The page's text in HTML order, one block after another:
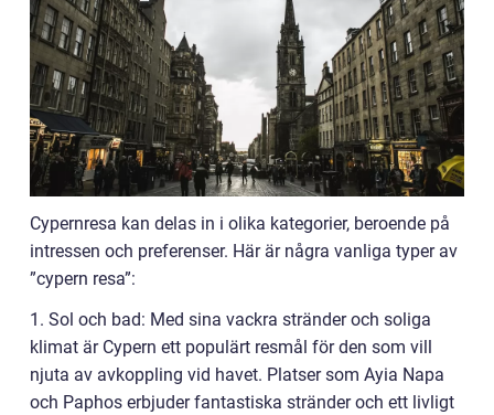
Cypernresa kan delas in i olika kategorier, beroende på
intressen och preferenser. Här är några vanliga typer av
”cypern resa”:
1. Sol och bad: Med sina vackra stränder och soliga
klimat är Cypern ett populärt resmål för den som vill
njuta av avkoppling vid havet. Platser som Ayia Napa
och Paphos erbjuder fantastiska stränder och ett livligt